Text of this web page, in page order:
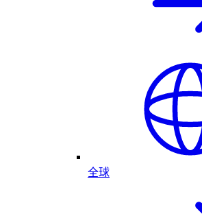
全球